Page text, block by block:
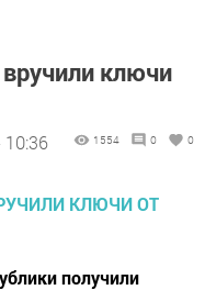
ключи
10:36 1554 0 0
получили